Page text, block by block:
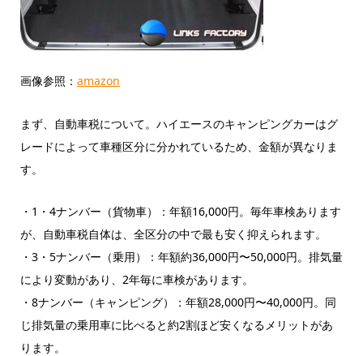
画像参照： amazon
まず、自動車税について。ハイエースのキャンピングカーはグ
レードによって車種区分に分かれているため、金額が異なりま
す。
・1・4ナンバー（貨物車）：年額16,000円。毎年車検あります
が、自動車税自体は、全区分の中で最も安く抑えられます。
・3・5ナンバー（乗用）：年額約36,000円〜50,000円。排気量
により変動があり、2年毎に車検があります。
・8ナンバー（キャンピング）：年額28,000円〜40,000円。同
じ排気量の乗用車に比べると約2割ほど安くなるメリットがあ
ります。